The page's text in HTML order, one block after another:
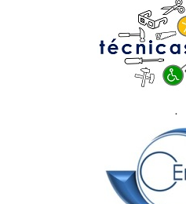
.